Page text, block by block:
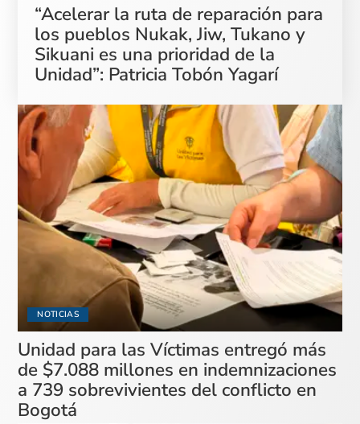
“Acelerar la ruta de reparación para
los pueblos Nukak, Jiw, Tukano y
Sikuani es una prioridad de la
Unidad”: Patricia Tobón Yagarí
NOTICIAS
Unidad para las Víctimas entregó más
de $7.088 millones en indemnizaciones
a 739 sobrevivientes del conflicto en
Bogotá